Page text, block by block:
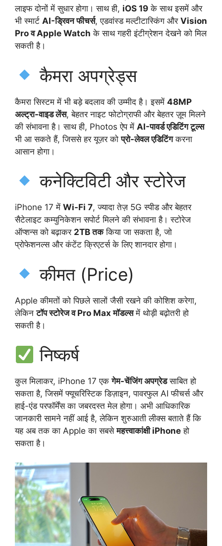
लाइफ दोनों में सुधार होगा। साथ ही, iOS 19 के साथ इसमें और
भी स्मार्ट AI-ड्रिवन फीचर्स, एडवांस्ड मल्टीटास्किंग और Vision
Pro व Apple Watch के साथ गहरी इंटीग्रेशन देखने को मिल
सकती है।
कैमरा अपग्रेड्स
कैमरा सिस्टम में भी बड़े बदलाव की उम्मीद है। इसमें 48MP
अल्ट्रा-वाइड लेंस, बेहतर नाइट फोटोग्राफी और बेहतर ज़ूम मिलने
की संभावना है। साथ ही, Photos ऐप में AI-पावर्ड एडिटिंग टूल्स
भी आ सकते हैं, जिससे हर यूज़र कोप्रो-लेवल एडिटिंगकरना
आसान होगा।
कनेक्टिविटी और स्टोरेज
iPhone 17 में Wi-Fi 7, ज्यादा तेज़ 5G स्पीड और बेहतर
सैटेलाइट कम्युनिकेशन सपोर्ट मिलने की संभावना है। स्टोरेज
ऑप्शन्स को बढ़ाकर 2TB तककिया जा सकता है, जो
प्रोफेशनल्स और कंटेंट क्रिएटर्स के लिए शानदार होगा।
कीमत (Price)
Apple कीमतों को पिछले सालों जैसी रखने की कोशिश करेगा,
लेकिनटॉप स्टोरेज व Pro Max मॉडल्समें थोड़ी बढ़ोतरी हो
सकती है।
निष्कर्ष
कुल मिलाकर, iPhone 17 एकगेम-चेंजिंग अपग्रेडसाबित हो
सकता है, जिसमें फ्यूचरिस्टिक डिज़ाइन, पावरफुल AI फीचर्स और
हाई-एंड परफॉर्मेंस का जबरदस्त मेल होगा। अभी आधिकारिक
जानकारी सामने नहीं आई है, लेकिन शुरुआती लीक्स बताते हैं कि
यह अब तक का Apple का सबसेमहत्त्वाकांक्षी iPhone हो
सकता है।